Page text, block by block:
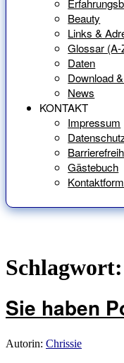
Beauty
Links &
Glossar
Daten
Download
News
KONTAKT
Impressum
Gästebuch
Schlagwort:
Sie haben
Autorin: Chrissie